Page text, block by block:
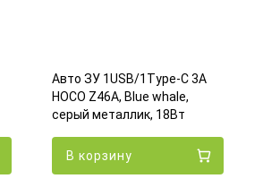
Авто ЗУ 1USB/1Type-C 3A
HOCO Z46A, Blue whale,
серый металлик, 18Вт
В корзину